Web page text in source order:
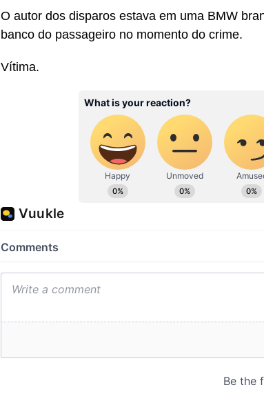
O autor dos disparos estava em uma BMW
banco do passageiro no momento do crime.
Vítima.